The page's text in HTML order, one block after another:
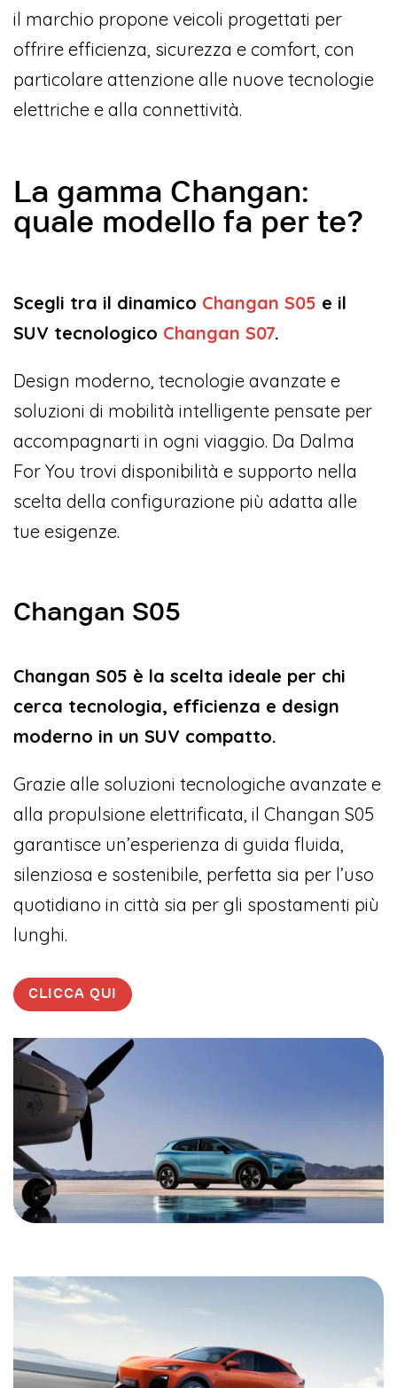
il marchio propone veicoli progettati per
offrire efficienza, sicurezza e comfort, con
particolare attenzione alle nuove tecnologie
elettriche e alla connettività.
La gamma Changan:
quale modello fa per te?
Scegli tra il dinamico Changan S05 e il
SUV tecnologico Changan S07.
Design moderno, tecnologie avanzate e
soluzioni di mobilità intelligente pensate per
accompagnarti in ogni viaggio. Da Dalma
For You trovi disponibilità e supporto nella
scelta della configurazione più adatta alle
tue esigenze.
Changan S05
Changan S05 è la scelta ideale per chi
cerca tecnologia, efficienza e design
moderno in un SUV compatto.
Grazie alle soluzioni tecnologiche avanzate e
alla propulsione elettrificata, il Changan S05
garantisce un’esperienza di guida fluida,
silenziosa e sostenibile, perfetta sia per l’uso
quotidiano in città sia per gli spostamenti più
lunghi.
CLICCA QUI
Video
Player